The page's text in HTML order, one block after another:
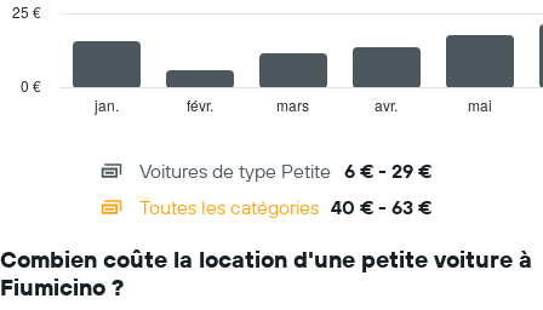
prix
moyen
voiture
has
categories.
The
jan. févr. mars avr. mai
0 €
25 €
Voitures de type Petite 6 € - 29 €
Toutes les catégories 40 € - 63 €
Combien coûte la location d'une petite voiture à
Fiumicino ?